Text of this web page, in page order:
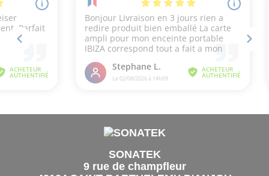
SONATEK
9 rue de champfleur